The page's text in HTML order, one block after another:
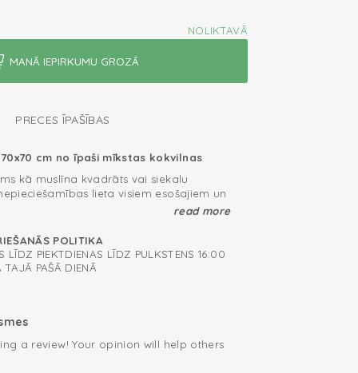
NOLIKTAVĀ
PRECES ĪPAŠĪBAS
cm no īpaši mīkstas kokvilnas
kā muslīna kvadrāts vai siekalu
lieta visiem esošajiem un
Multifunkcionālais autiņš izgatavots
mūsu autiņi ir ļoti mīksti, elpojoši,
un ātri žūstoši.
kā dvieli pēc vannas, kā
ērtu sedziņu vai ekstra kārtu
pielietojums
read more
POLITIKA
LĪDZ PIEKTDIENAS LĪDZ PULKSTENS 16:00
TAJĀ PAŠĀ DIENĀ
a review! Your opinion will help others